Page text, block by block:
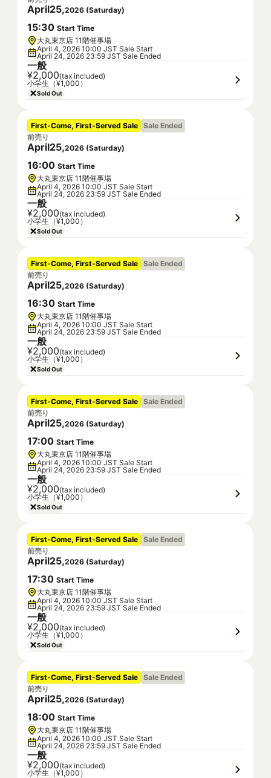
April25,2026 (Saturday)
15:30 Start Time
大丸東京店 11階催事場
April 4, 2026 10:00 JST Sale Start
April 24, 2026 23:59 JST Sale Ended
一般
¥2,000(tax included)
小学生（¥1,000）
Sold Out
First-Come, First-Served Sale Sale Ended
前売り
April25,2026 (Saturday)
16:00 Start Time
大丸東京店 11階催事場
April 4, 2026 10:00 JST Sale Start
April 24, 2026 23:59 JST Sale Ended
一般
¥2,000(tax included)
小学生（¥1,000）
Sold Out
First-Come, First-Served Sale Sale Ended
前売り
April25,2026 (Saturday)
16:30 Start Time
大丸東京店 11階催事場
April 4, 2026 10:00 JST Sale Start
April 24, 2026 23:59 JST Sale Ended
一般
¥2,000(tax included)
小学生（¥1,000）
Sold Out
First-Come, First-Served Sale Sale Ended
前売り
April25,2026 (Saturday)
17:00 Start Time
大丸東京店 11階催事場
April 4, 2026 10:00 JST Sale Start
April 24, 2026 23:59 JST Sale Ended
一般
¥2,000(tax included)
小学生（¥1,000）
Sold Out
First-Come, First-Served Sale Sale Ended
前売り
April25,2026 (Saturday)
17:30 Start Time
大丸東京店 11階催事場
April 4, 2026 10:00 JST Sale Start
April 24, 2026 23:59 JST Sale Ended
一般
¥2,000(tax included)
小学生（¥1,000）
Sold Out
First-Come, First-Served Sale Sale Ended
前売り
April25,2026 (Saturday)
18:00 Start Time
大丸東京店 11階催事場
April 4, 2026 10:00 JST Sale Start
April 24, 2026 23:59 JST Sale Ended
一般
¥2,000(tax included)
小学生（¥1,000）